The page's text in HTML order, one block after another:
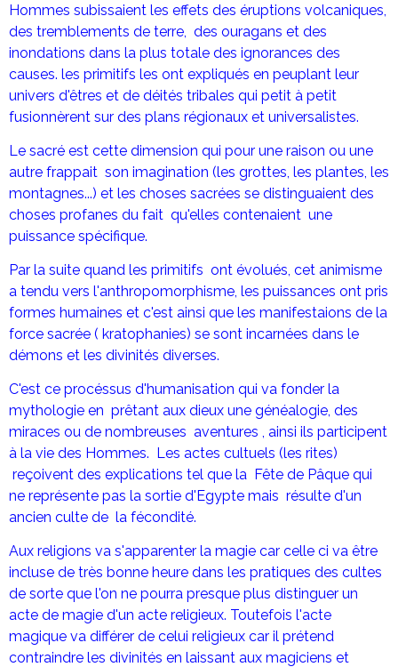
Hommes subissaient les effets des éruptions volcaniques,
des tremblements de terre, des ouragans et des
inondations dans la plus totale des ignorances des
causes. les primitifs les ont expliqués en peuplant leur
univers d'êtres et de déités tribales qui petit à petit
fusionnèrent sur des plans régionaux et universalistes.
Le sacré est cette dimension qui pour une raison ou une
autre frappait son imagination (les grottes, les plantes, les
montagnes...) et les choses sacrées se distinguaient des
choses profanes du fait qu'elles contenaient une
puissance spécifique.
Par la suite quand les primitifs ont évolués, cet animisme
a tendu vers l'anthropomorphisme, les puissances ont pris
formes humaines et c'est ainsi que les manifestaions de la
force sacrée ( kratophanies) se sont incarnées dans le
démons et les divinités diverses.
C'est ce procéssus d'humanisation qui va fonder la
mythologie en prêtant aux dieux une généalogie, des
miraces ou de nombreuses aventures , ainsi ils participent
à la vie des Hommes. Les actes cultuels (les rites)
reçoivent des explications tel que la Fête de Pâque qui
ne représente pas la sortie d'Egypte mais résulte d'un
ancien culte de la fécondité.
Aux religions va s'apparenter la magie car celle ci va être
incluse de très bonne heure dans les pratiques des cultes
de sorte que l'on ne pourra presque plus distinguer un
acte de magie d'un acte religieux. Toutefois l'acte
magique va différer de celui religieux car il prétend
contraindre les divinités en laissant aux magiciens et